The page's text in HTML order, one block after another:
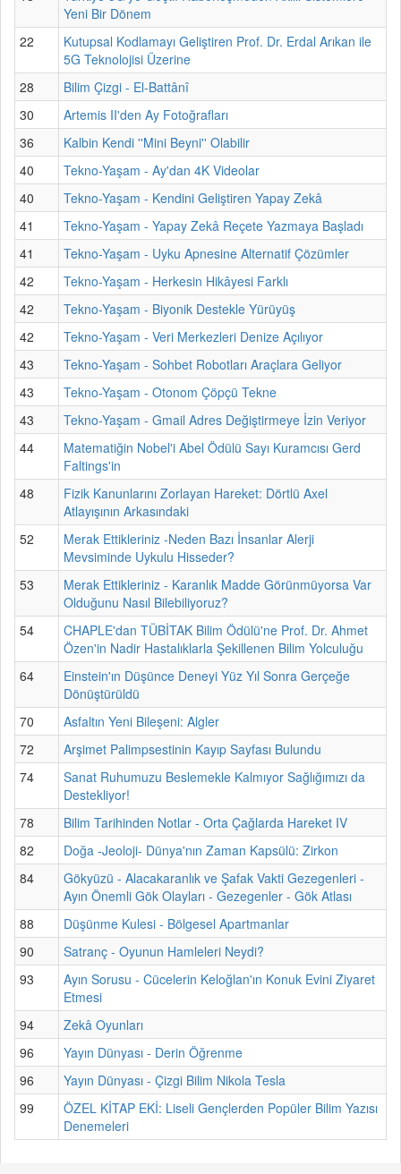
Yeni Bir Dönem
22
Kutupsal Kodlamayı Geliştiren Prof. Dr. Erdal Arıkan ile
5G Teknolojisi Üzerine
28
Bilim Çizgi - El-Battânî
30
Artemis II'den Ay Fotoğrafları
36
Kalbin Kendi ''Mini Beyni'' Olabilir
40
Tekno-Yaşam - Ay'dan 4K Videolar
40
Tekno-Yaşam - Kendini Geliştiren Yapay Zekâ
41
Tekno-Yaşam - Yapay Zekâ Reçete Yazmaya Başladı
41
Tekno-Yaşam - Uyku Apnesine Alternatif Çözümler
42
Tekno-Yaşam - Herkesin Hikâyesi Farklı
42
Tekno-Yaşam - Biyonik Destekle Yürüyüş
42
Tekno-Yaşam - Veri Merkezleri Denize Açılıyor
43
Tekno-Yaşam - Sohbet Robotları Araçlara Geliyor
43
Tekno-Yaşam - Otonom Çöpçü Tekne
43
Tekno-Yaşam - Gmail Adres Değiştirmeye İzin Veriyor
44
Matematiğin Nobel'i Abel Ödülü Sayı Kuramcısı Gerd
Faltings'in
48
Fizik Kanunlarını Zorlayan Hareket: Dörtlü Axel
Atlayışının Arkasındaki
52
Merak Ettikleriniz -Neden Bazı İnsanlar Alerji
Mevsiminde Uykulu Hisseder?
53
Merak Ettikleriniz - Karanlık Madde Görünmüyorsa Var
Olduğunu Nasıl Bilebiliyoruz?
54
CHAPLE'dan TÜBİTAK Bilim Ödülü'ne Prof. Dr. Ahmet
Özen'in Nadir Hastalıklarla Şekillenen Bilim Yolculuğu
64
Einstein'ın Düşünce Deneyi Yüz Yıl Sonra Gerçeğe
Dönüştürüldü
70
Asfaltın Yeni Bileşeni: Algler
72
Arşimet Palimpsestinin Kayıp Sayfası Bulundu
74
Sanat Ruhumuzu Beslemekle Kalmıyor Sağlığımızı da
Destekliyor!
78
Bilim Tarihinden Notlar - Orta Çağlarda Hareket IV
82
Doğa -Jeoloji- Dünya'nın Zaman Kapsülü: Zirkon
84
Gökyüzü - Alacakaranlık ve Şafak Vakti Gezegenleri -
Ayın Önemli Gök Olayları - Gezegenler - Gök Atlası
88
Düşünme Kulesi - Bölgesel Apartmanlar
90
Satranç - Oyunun Hamleleri Neydi?
93
Ayın Sorusu - Cücelerin Keloğlan'ın Konuk Evini Ziyaret
Etmesi
94
Zekâ Oyunları
96
Yayın Dünyası - Derin Öğrenme
96
Yayın Dünyası - Çizgi Bilim Nikola Tesla
99
ÖZEL KİTAP EKİ: Liseli Gençlerden Popüler Bilim Yazısı
Denemeleri